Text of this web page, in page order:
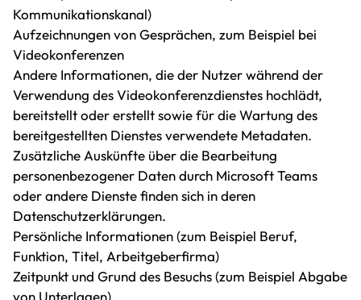
Kommunikationskanal)
Aufzeichnungen von Gesprächen, zum Beispiel bei
Videokonferenzen
Andere Informationen, die der Nutzer während der
Verwendung des Videokonferenzdienstes hochlädt,
bereitstellt oder erstellt sowie für die Wartung des
bereitgestellten Dienstes verwendete Metadaten.
Zusätzliche Auskünfte über die Bearbeitung
personenbezogener Daten durch Microsoft Teams
oder andere Dienste finden sich in deren
Datenschutzerklärungen.
Persönliche Informationen (zum Beispiel Beruf,
Funktion, Titel, Arbeitgeberfirma)
Zeitpunkt und Grund des Besuchs (zum Beispiel Abgabe
von Unterlagen)